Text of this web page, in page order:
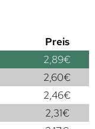
Preis
2,89€
2,60€
2,46€
2,31€